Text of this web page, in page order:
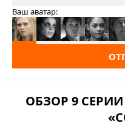
Ваш аватар:
ОБЗОР 9